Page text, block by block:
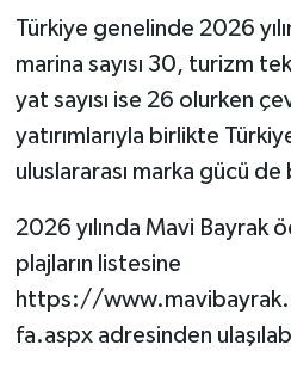
Türkiye genelinde 2026
marina sayısı 30, turizm
yat sayısı ise 26 olurken
yatırımlarıyla birlikte
uluslararası marka gücü
2026 yılında Mavi Bayrak
plajların listesine
https://
fa.aspx adresinden